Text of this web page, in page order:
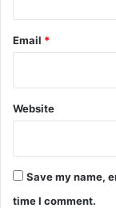
Email *
Website
Save my name,
time I comment.